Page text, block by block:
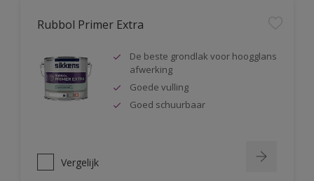
Rubbol Primer Extra
De beste grondlak voor hoogglans
afwerking
Goede vulling
Goed schuurbaar
Vergelijk